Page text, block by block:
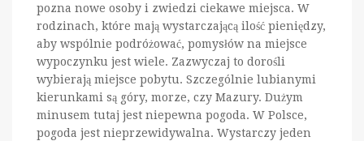
pozna nowe osoby i zwiedzi ciekawe miejsca. W
rodzinach, które mają wystarczającą ilość pieniędzy,
aby wspólnie podróżować, pomysłów na miejsce
wypoczynku jest wiele. Zazwyczaj to dorośli
wybierają miejsce pobytu. Szczególnie lubianymi
kierunkami są góry, morze, czy Mazury. Dużym
minusem tutaj jest niepewna pogoda. W Polsce,
pogoda jest nieprzewidywalna. Wystarczy jeden